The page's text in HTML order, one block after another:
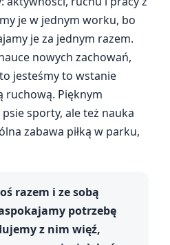
je w jednym worku, bo
je za jednym razem.
nowych zachowań,
jesteśmy to wstanie
ruchową. Pięknym
sporty, ale też nauka
zabawa piłką w parku,
razem i ze sobą
potrzebę
z nim więź,